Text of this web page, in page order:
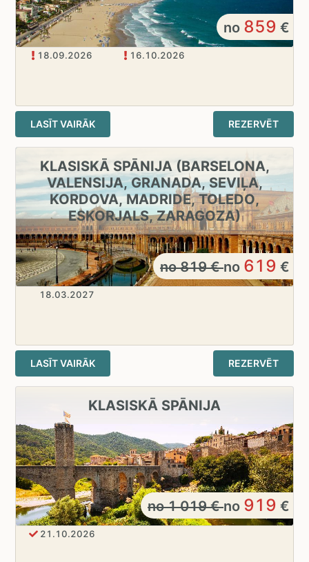
no 859 €
18.09.2026 16.10.2026
LASĪT VAIRĀK REZERVĒT
KLASISKĀ SPĀNIJA (BARSELONA,
VALENSIJA, GRANADA, SEVIĻA,
KORDOVA, MADRIDE, TOLEDO,
ESKORJALS, ZARAGOZA)
no819€no 619 €
18.03.2027
LASĪT VAIRĀK REZERVĒT
KLASISKĀ SPĀNIJA
no1 019€no 919 €
21.10.2026